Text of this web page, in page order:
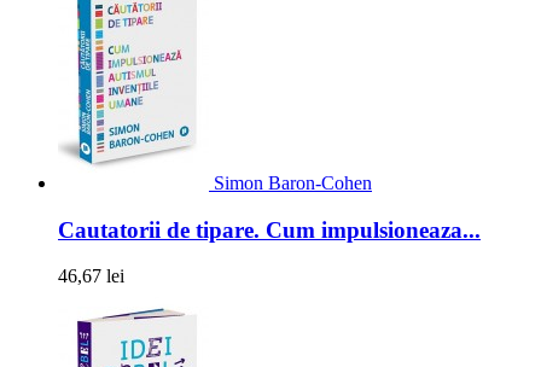
Simon Baron-Cohen
Cautatorii de tipare. Cum impulsioneaza...
46,67 lei